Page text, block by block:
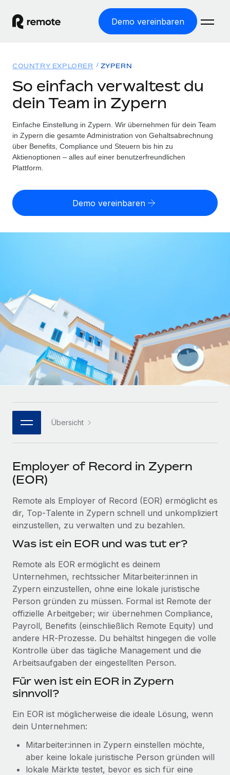
Demo vereinbaren
WELTWEITE BESCHÄFTIGUNG
Globale Payroll
Einfache, rechtssicher Payroll
Employer of Record
Weltweites Wachstum ohne Kosten für Niederlassungen
Contractor of Record
Rechtssichere, weltweite Arbeit mit Freelancer:innen
Globales Onboarding und Verwalten von
INFRASTRUKTUR
Remote Embedded
Nahtlose Integration der HR in bestehende Abläufe
Plattform
Integrierte HR-Kernfunktionen für dein Team
MCP
Integrationen
Tools
DIENSTLEISTUNGEN
Frag unsere Expert:innen
Hilfe von Expert:innen für globale HR & Compliance
Einfacheres Bewerber:innen-Screening
Compliance Watchtower
Lückenlose Compliance
Geräteverwaltung
Globale Bereitstellung und Verfolgung von IT-
Geräten
Schnelle, rechtssichere Gründung von
Niederlassungen
Mobilität und Relocation
Mühelose Relocation von Mitarbeiter:innen
Benefits
Mühelose Verwaltung von Benefits
Lösungen
WELTWEITE ABDECKUNG
Country Explorer
Länderspezifische Unterstützung bei der Einstellung
Einfache Einstellung in allen US-Bundesstaaten
Unternehmen
Mittelstand
Maßgeschneiderte HR-Lösungen, um Teams zu
vergrößern
Enterprise
Globale HR für Konzerne und Großunternehmen
PARTNER WERDEN
Flexible Einbettung von Global-HR-Funktionen in deine
Partner werden
Entdecke die Möglichkeiten einer Partnerschaft
Remote Build
Beratung zu Integrationen und KI-Automatisierung
So hat der KI-Vorreiter Weaviate sein Team mit
Remote um 120 % vergrößert
Weaviate auf einen Blick Weaviate entwickelt KI-basierte
Open-Source-Infrastrukturen. Das...
Mehr erfahren
Managements – die Erfolgsgeschichte einer
globalen Content-Agentur mit Remote
Auf einen Blick Erfahre mehr über die unglaubliche
Transformation einer weltweit erfolgreichen...
Mehr erfahren
Ressourcen
TOOLS UND RECHNER
Scheinselbstständigkeitsrisiko berechnen
Personalkostenrechner
LERNEN MIT REMOTE
Forschung und Leitfäden
Fallstudien
HR-Glossar
Bibliothek für Stellenbeschreibungen
Webinare
Events
Newsroom
Informationen zu Gehältern und Qualifikationen
Insights Center
Hol dir Unterstützung
Alle Ressourcen anzeigen
BLOG
Globale Payroll
EOR und PEO
Contractor Management
Steuern
Neues zu Remote-Produkten: Integration mit
Gusto und Zero und Contractor Management
Preise
Deutsch
Español
Italiano
Português (Portugal)
한국어
COUNTRY EXPLORER ZYPERN
So einfach verwaltest du
dein Team in Zypern
Einfache Einstellung in Zypern. Wir übernehmen für dein Team
in Zypern die gesamte Administration von Gehaltsabrechnung
über Benefits, Compliance und Steuern bis hin zu
Aktienoptionen – alles auf einer benutzerfreundlichen
Plattform.
Demo vereinbaren
Übersicht
Employer of Record in Zypern
(EOR)
Remote als Employer of Record (EOR) ermöglicht es
dir, Top‑Talente in Zypern schnell und unkompliziert
einzustellen, zu verwalten und zu bezahlen.
Was ist ein EOR und was tut er?
Remote als EOR ermöglicht es deinem
Unternehmen, rechtssicher Mitarbeiter:innen in
Zypern einzustellen, ohne eine lokale juristische
Person gründen zu müssen. Formal ist Remote der
offizielle Arbeitgeber; wir übernehmen Compliance,
Payroll, Benefits (einschließlich Remote Equity) und
andere HR‑Prozesse. Du behältst hingegen die volle
Kontrolle über das tägliche Management und die
Arbeitsaufgaben der eingestellten Person.
Für wen ist ein EOR in Zypern
sinnvoll?
Ein EOR ist möglicherweise die ideale Lösung, wenn
dein Unternehmen:
Mitarbeiter:innen in Zypern einstellen möchte,
aber keine lokale juristische Person gründen will
lokale Märkte testet, bevor es sich für eine